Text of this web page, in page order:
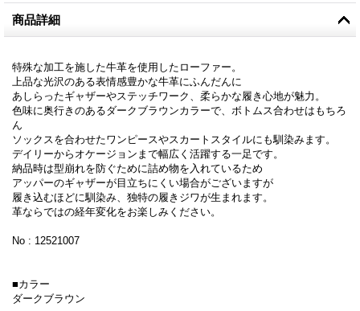
商品詳細
特殊な加工を施した牛革を使用したローファー。
上品な光沢のある表情感豊かな牛革にふんだんに
あしらったギャザーやステッチワーク、柔らかな履き心地が魅力。
色味に奥行きのあるダークブラウンカラーで、ボトムス合わせはもちろ
ん
ソックスを合わせたワンピースやスカートスタイルにも馴染みます。
デイリーからオケージョンまで幅広く活躍する一足です。
納品時は型崩れを防ぐために詰め物を入れているため
アッパーのギャザーが目立ちにくい場合がございますが
履き込むほどに馴染み、独特の履きジワが生まれます。
革ならではの経年変化をお楽しみください。
No : 12521007
■カラー
ダークブラウン